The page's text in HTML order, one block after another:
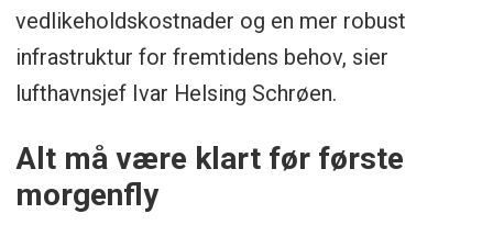
vedlikeholdskostnader og en mer robust
infrastruktur for fremtidens behov, sier
lufthavnsjef Ivar Helsing Schrøen.
Alt må være klart før første
morgenfly